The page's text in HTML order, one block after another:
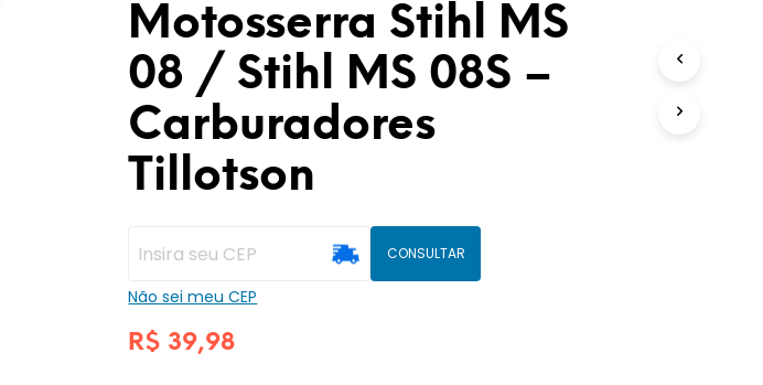
Motosserra Stihl MS
08 / Stihl MS 08S –
Carburadores
Tillotson
CONSULTAR
Não sei meu CEP
R$ 39,98